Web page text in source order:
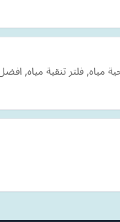
مياه, فلتر تنقية